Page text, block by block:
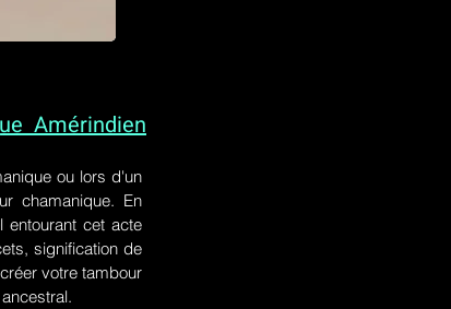
Amérindien
ou lors d'un
chamanique. En
entourant cet acte
signification de
votre tambour